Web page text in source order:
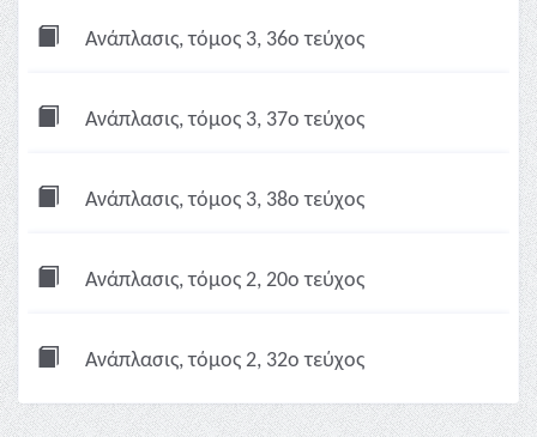
Ανάπλασις, τόμος 3, 36ο τεύχος
Ανάπλασις, τόμος 3, 37ο τεύχος
Ανάπλασις, τόμος 3, 38ο τεύχος
Ανάπλασις, τόμος 2, 20ο τεύχος
Ανάπλασις, τόμος 2, 32ο τεύχος